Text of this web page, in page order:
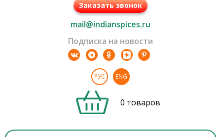
Заказать звонок
mail@indianspices.ru
Подписка на новости
РУС ENG
0 товаров